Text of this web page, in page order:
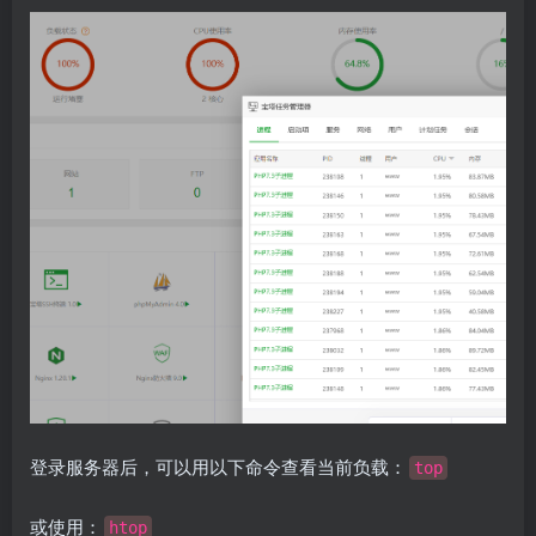
登录服务器后，可以用以下命令查看当前负载： top
或使用： htop